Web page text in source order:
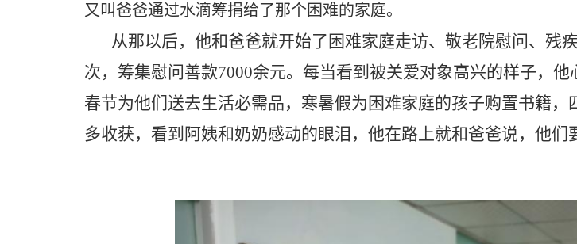
又叫爸爸通过水滴筹捐给了那个困难的家庭。
从那以后，他和爸爸就开始了困难家庭走访、敬老院慰问、残
次，筹集慰问善款7000余元。每当看到被关爱对象高兴的样子，
春节为他们送去生活必需品，寒暑假为困难家庭的孩子购置书籍
多收获，看到阿姨和奶奶感动的眼泪，他在路上就和爸爸说，他们